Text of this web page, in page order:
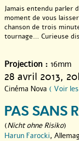
Jamais entendu parler
moment de vous
chanson de trois
tournage… Curieuse
Projection : 16mm
28 avril 2013,
Cinéma Nova ( Voir
PAS SANS
(Nicht ohne Risiko)
Harun Farocki,